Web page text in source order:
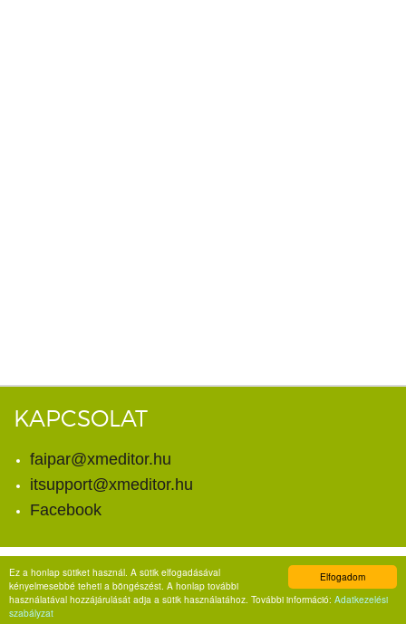
Elfogadom
Ez a honlap sütiket használ. A sütik elfogadásával
kényelmesebbé teheti a böngészést. A honlap további
használatával hozzájárulását adja a sütik használatához. További információ: Adatkezelési
szabályzat
KAPCSOLAT
faipar@xmeditor.hu
itsupport@xmeditor.hu
Facebook
© Copyright 2026. X-meditor Kft.
Minden jog fenntartva.